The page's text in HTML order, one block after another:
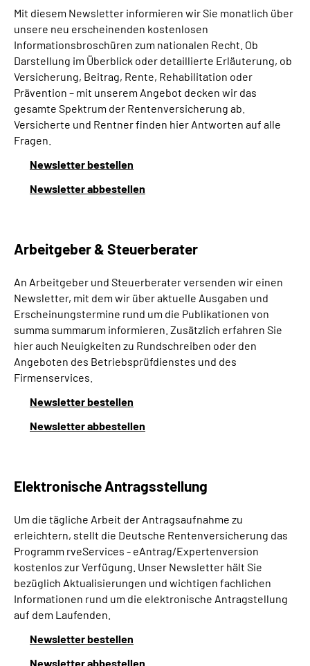
Mit diesem Newsletter informieren wir Sie monatlich über
unsere neu erscheinenden kostenlosen
Informationsbroschüren zum nationalen Recht. Ob
Darstellung im Überblick oder detaillierte Erläuterung, ob
Versicherung, Beitrag, Rente, Rehabilitation oder
Prävention – mit unserem Angebot decken wir das
gesamte Spektrum der Rentenversicherung ab.
Versicherte und Rentner finden hier Antworten auf alle
Fragen.
Newsletter bestellen
Newsletter abbestellen
Arbeitgeber & Steuerberater
An Arbeitgeber und Steuerberater versenden wir einen
Newsletter, mit dem wir über aktuelle Ausgaben und
Erscheinungstermine rund um die Publikationen von
summa summarum informieren. Zusätzlich erfahren Sie
hier auch Neuigkeiten zu Rundschreiben oder den
Angeboten des Betriebsprüfdienstes und des
Firmenservices.
Newsletter bestellen
Newsletter abbestellen
Elektronische Antragsstellung
Um die tägliche Arbeit der Antragsaufnahme zu
erleichtern, stellt die Deutsche Rentenversicherung das
Programm rveServices - eAntrag/Expertenversion
kostenlos zur Verfügung. Unser Newsletter hält Sie
bezüglich Aktualisierungen und wichtigen fachlichen
Informationen rund um die elektronische Antragstellung
auf dem Laufenden.
Newsletter bestellen
Newsletter abbestellen